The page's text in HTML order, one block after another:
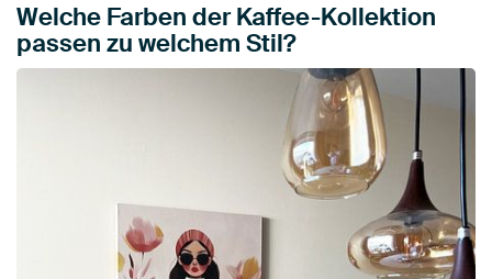
Welche Farben der Kaffee-Kollektion
passen zu welchem Stil?